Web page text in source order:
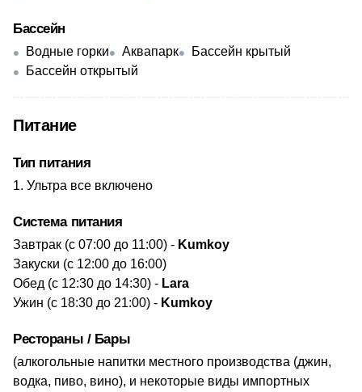
Бассейн
Водные горки Аквапарк
Бассейн крытый
Бассейн открытый
Питание
Тип питания
Ультра все включено
Система питания
​Завтрак (с ​07:00 до 11:00) - Kumkoy
Закуски (с 12:00 до 16:00)
Обед (с 12:30 до 14:30) - Lara
Ужин (с 18:30 до 21:00) - Kumkoy
Рестораны / Бары
(алкогольные напитки местного производства (джин,
водка, пиво, вино), и некоторые виды импортных